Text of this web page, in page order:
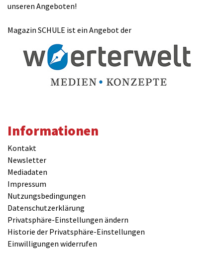
Kommentar
unseren Angeboten!
Magazin SCHULE ist ein Angebot der
Informationen
Kontakt
Newsletter
Mediadaten
Impressum
Nutzungsbedingungen
Datenschutzerklärung
Privatsphäre-Einstellungen ändern
Historie der Privatsphäre-Einstellungen
Einwilligungen widerrufen